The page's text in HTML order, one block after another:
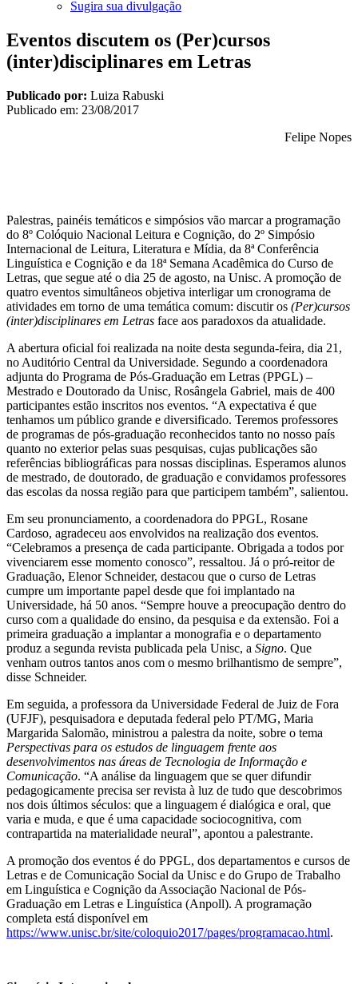
Sugira sua divulgação
Eventos discutem os (Per)cursos
(inter)disciplinares em Letras
Publicado por: Luiza Rabuski
Publicado em: 23/08/2017
Felipe Nopes
Palestras, painéis temáticos e simpósios vão marcar a programação
do 8º Colóquio Nacional Leitura e Cognição, do 2º Simpósio
Internacional de Leitura, Literatura e Mídia, da 8ª Conferência
Linguística e Cognição e da 18ª Semana Acadêmica do Curso de
Letras, que segue até o dia 25 de agosto, na Unisc. A promoção de
quatro eventos simultâneos objetiva interligar um cronograma de
atividades em torno de uma temática comum: discutir os (Per)cursos
(inter)disciplinares em Letras face aos paradoxos da atualidade.
A abertura oficial foi realizada na noite desta segunda-feira, dia 21,
no Auditório Central da Universidade. Segundo a coordenadora
adjunta do Programa de Pós-Graduação em Letras (PPGL) –
Mestrado e Doutorado da Unisc, Rosângela Gabriel, mais de 400
participantes estão inscritos nos eventos. “A expectativa é que
tenhamos um público grande e diversificado. Teremos professores
de programas de pós-graduação reconhecidos tanto no nosso país
quanto no exterior pelas suas pesquisas, cujas publicações são
referências bibliográficas para nossas disciplinas. Esperamos alunos
de mestrado, de doutorado, de graduação e convidamos professores
das escolas da nossa região para que participem também”, salientou.
Em seu pronunciamento, a coordenadora do PPGL, Rosane
Cardoso, agradeceu aos envolvidos na realização dos eventos.
“Celebramos a presença de cada participante. Obrigada a todos por
vivenciarem esse momento conosco”, ressaltou. Já o pró-reitor de
Graduação, Elenor Schneider, destacou que o curso de Letras
cumpre um importante papel desde que foi implantado na
Universidade, há 50 anos. “Sempre houve a preocupação dentro do
curso com a qualidade do ensino, da pesquisa e da extensão. Foi a
primeira graduação a implantar a monografia e o departamento
produz a segunda revista publicada pela Unisc, a Signo. Que
venham outros tantos anos com o mesmo brilhantismo de sempre”,
disse Schneider.
Em seguida, a professora da Universidade Federal de Juiz de Fora
(UFJF), pesquisadora e deputada federal pelo PT/MG, Maria
Margarida Salomão, ministrou a palestra da noite, sobre o tema
Perspectivas para os estudos de linguagem frente aos
desenvolvimentos nas áreas de Tecnologia de Informação e
Comunicação. “A análise da linguagem que se quer difundir
pedagogicamente precisa ser revista à luz de tudo que descobrimos
nos dois últimos séculos: que a linguagem é dialógica e oral, que
varia e muda, e que é uma capacidade sociocognitiva, com
contrapartida na materialidade neural”, apontou a palestrante.
A promoção dos eventos é do PPGL, dos departamentos e cursos de
Letras e de Comunicação Social da Unisc e do Grupo de Trabalho
em Linguística e Cognição da Associação Nacional de Pós-
Graduação em Letras e Linguística (Anpoll). A programação
completa está disponível em
https://www.unisc.br/site/coloquio2017/pages/programacao.html.